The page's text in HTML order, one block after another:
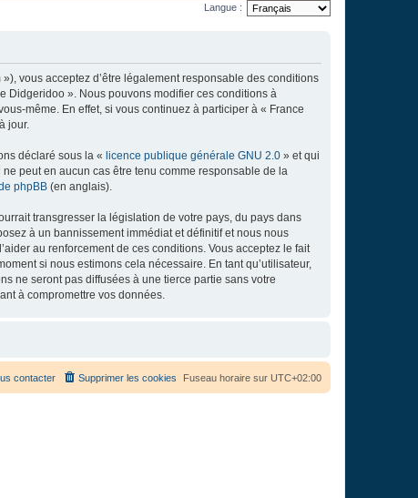
Langue :
vous acceptez d’être légalement responsable des conditions
Didgeridoo ». Nous pouvons modifier ces conditions à
même. En effet, si vous continuez à participer à « France
jour.
déclaré sous la « licence publique générale GNU 2.0 » et qui
peut en aucun cas être tenu comme responsable de la
phpBB (en anglais).
transgresser la législation de votre pays, du pays dans
à un bannissement immédiat et définitif et nous nous
au renforcement de ces conditions. Vous acceptez le fait
si nous estimons cela nécessaire. En tant qu’utilisateur,
ne seront pas diffusées à une tierce partie sans votre
à compromettre vos données.
Fuseau horaire sur UTC+02:00
Supprimer les cookies
contacter